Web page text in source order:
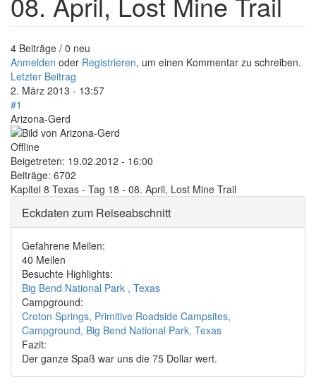
4 Beiträge / 0 neu
Anmelden oder Registrieren, um einen Kommentar zu schreiben.
Letzter Beitrag
2. März 2013 - 13:57
#1
Arizona-Gerd
Offline
Beigetreten: 19.02.2012 - 16:00
Beiträge: 6702
Kapitel 8 Texas - Tag 18 - 08. April, Lost Mine Trail
Eckdaten zum Reiseabschnitt
Gefahrene Meilen:
40 Meilen
Besuchte Highlights:
Big Bend National Park , Texas
Campground:
Croton Springs, Primitive Roadside Campsites,
Campground, Big Bend National Park, Texas
Fazit:
Der ganze Spaß war uns die 75 Dollar wert.